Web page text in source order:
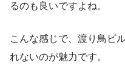
るのも良いですよね。
こんな感じで、渡り鳥ビ
れないのが魅力です。